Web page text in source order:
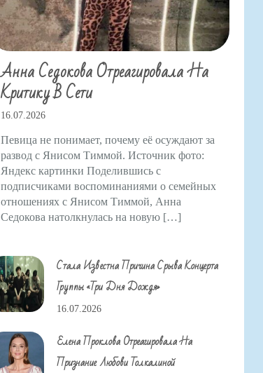
Анна Седокова Отреагировала На
Критику В Сети
16.07.2026
Певица не понимает, почему её осуждают за
развод с Янисом Тиммой. Источник фото:
Яндекс картинки Поделившись с
подписчиками воспоминаниями о семейных
отношениях с Янисом Тиммой, Анна
Седокова натолкнулась на новую […]
Стала Известна Причина Срыва Концерта
Группы «Три Дня Дождя»
16.07.2026
Елена Проклова Отреагировала На
Признание Любови Толкалиной